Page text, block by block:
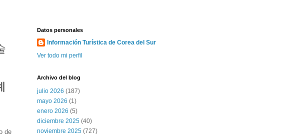
de
Datos personales
Información Turística de Corea del Sur
Ver todo mi perfil
Archivo del blog
julio 2026 (187)
mayo 2026 (1)
enero 2026 (5)
diciembre 2025 (40)
noviembre 2025 (727)